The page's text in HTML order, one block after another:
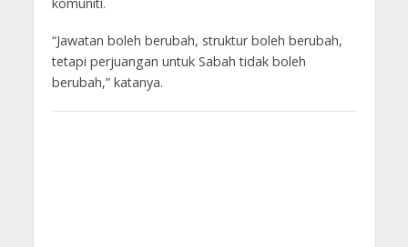
“Jawatan boleh berubah, struktur boleh berubah,
tetapi perjuangan untuk Sabah tidak boleh
berubah,” katanya.